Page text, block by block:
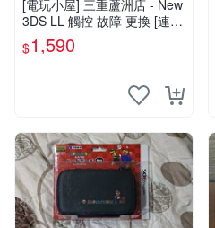
[電玩小屋] 三重蘆洲店 - New
3DS LL 觸控 故障 更換 [連工
帶料]
$1,590